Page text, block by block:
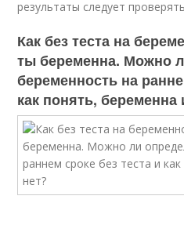
результаты следует
Как без теста на
ты беременна. Можно
беременность на
как понять, беременна